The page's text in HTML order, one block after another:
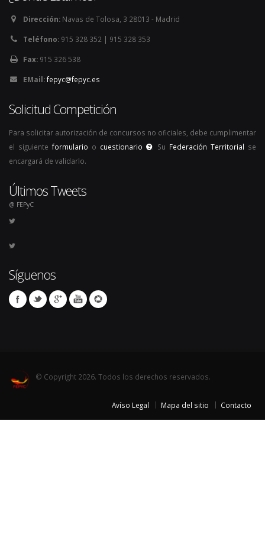
Dirección: Navas de Tolosa, 3 28013 - Madrid
Teléfono: 915 328 352 | 915 328 353
Fax: 915 326 538
EMail:fepyc@fepyc.es
Solicitud Competición
Para solicitar autorización de concursos no oficiales, debe cumplimentar
el siguiente formulario o cuestionario . Su Federación Territorial se
encargará de validarlo.
Últimos Tweets
@ FEPyC
Síguenos
© Copyright 2026. Todos los derechos reservados.
Avíso Legal Mapa del sitio Contacto